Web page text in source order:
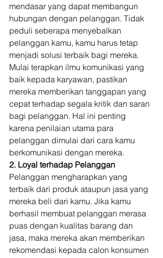
mendasar yang dapat membangun
hubungan dengan pelanggan. Tidak
peduli seberapa menyebalkan
pelanggan kamu, kamu harus tetap
menjadi solusi terbaik bagi mereka.
Mulai terapkan ilmu komunikasi yang
baik kepada karyawan, pastikan
mereka memberikan tanggapan yang
cepat terhadap segala kritik dan saran
bagi pelanggan. Hal ini penting
karena penilaian utama para
pelanggan dimulai dari cara kamu
berkomunikasi dengan mereka.
2. Loyal terhadap Pelanggan
Pelanggan mengharapkan yang
terbaik dari produk ataupun jasa yang
mereka beli dari kamu. Jika kamu
berhasil membuat pelanggan merasa
puas dengan kualitas barang dan
jasa, maka mereka akan memberikan
rekomendasi kepada calon konsumen